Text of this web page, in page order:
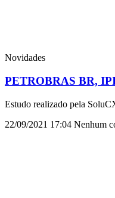
Novidades
PETROBRAS BR,
Estudo realizado pela
22/09/2021 17:04 Nenhum